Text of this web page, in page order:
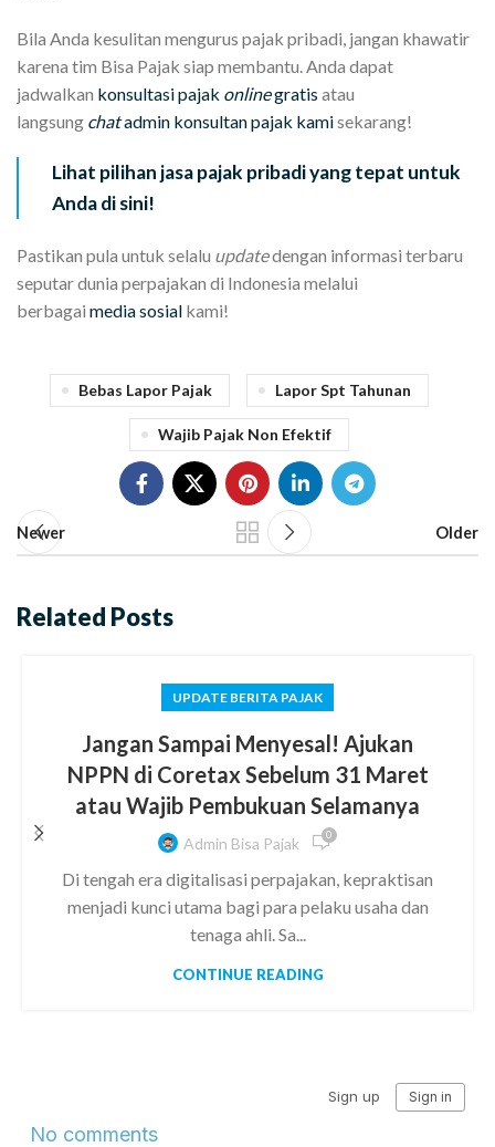
Bila Anda kesulitan mengurus pajak pribadi, jangan khawatir
karena tim Bisa Pajak siap membantu. Anda dapat
jadwalkan konsultasi pajak onlinegratis atau
langsung chatadmin konsultan pajak kamisekarang!
Lihat pilihan jasa pajak pribadi yang tepat untuk
Anda di sini!
Pastikan pula untuk selalu updatedengan informasi terbaru
seputar dunia perpajakan di Indonesia melalui
berbagai media sosial kami!
Bebas Lapor Pajak Lapor Spt Tahunan
Wajib Pajak Non Efektif
Newer Older
Related Posts
UPDATE BERITA PAJAK
Jangan Sampai Menyesal! Ajukan
NPPN di Coretax Sebelum 31 Maret
atau Wajib Pembukuan Selamanya
Admin Bisa Pajak 0
Di tengah era digitalisasi perpajakan, kepraktisan
menjadi kunci utama bagi para pelaku usaha dan
tenaga ahli. Sa...
CONTINUE READING